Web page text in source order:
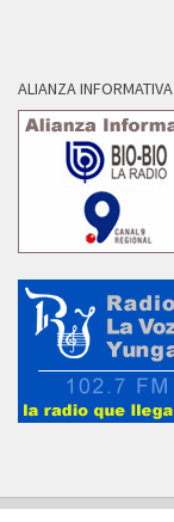
ALIANZA INFORMATIVA